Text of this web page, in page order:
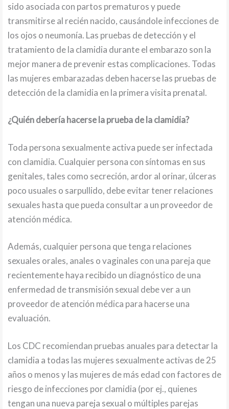
sido asociada con partos prematuros y puede
transmitirse al recién nacido, causándole infecciones de
los ojos o neumonía. Las pruebas de detección y el
tratamiento de la clamidia durante el embarazo son la
mejor manera de prevenir estas complicaciones. Todas
las mujeres embarazadas deben hacerse las pruebas de
detección de la clamidia en la primera visita prenatal.
¿Quién debería hacerse la prueba de la clamidia?
Toda persona sexualmente activa puede ser infectada
con clamidia. Cualquier persona con síntomas en sus
genitales, tales como secreción, ardor al orinar, úlceras
poco usuales o sarpullido, debe evitar tener relaciones
sexuales hasta que pueda consultar a un proveedor de
atención médica.
Además, cualquier persona que tenga relaciones
sexuales orales, anales o vaginales con una pareja que
recientemente haya recibido un diagnóstico de una
enfermedad de transmisión sexual debe ver a un
proveedor de atención médica para hacerse una
evaluación.
Los CDC recomiendan pruebas anuales para detectar la
clamidia a todas las mujeres sexualmente activas de 25
años o menos y las mujeres de más edad con factores de
riesgo de infecciones por clamidia (por ej., quienes
tengan una nueva pareja sexual o múltiples parejas